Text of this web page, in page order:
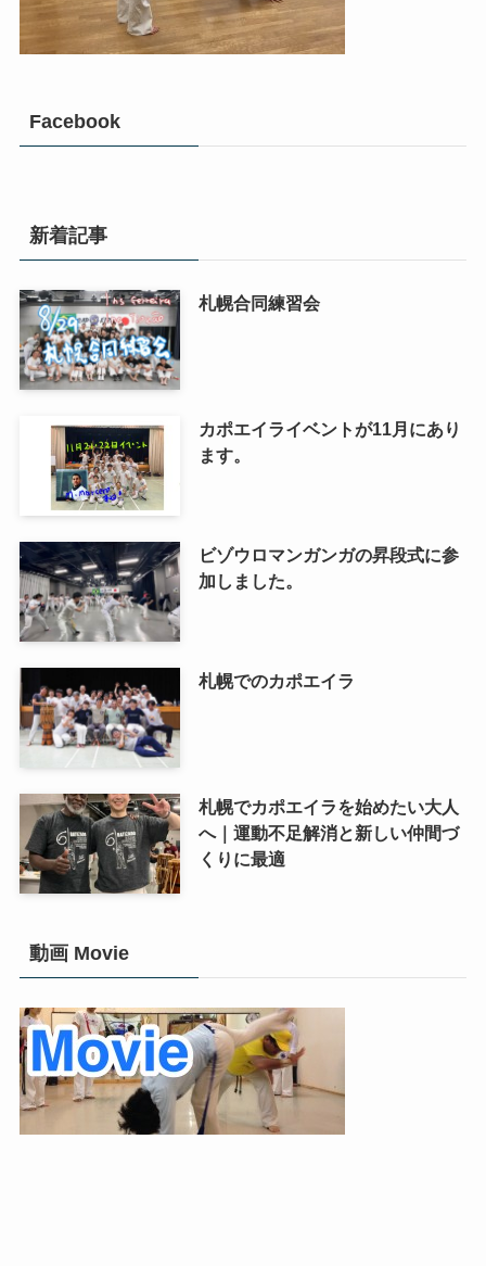
Facebook
新着記事
札幌合同練習会
カポエイライベントが11月にあり
ます。
ビゾウロマンガンガの昇段式に参
加しました。
札幌でのカポエイラ
札幌でカポエイラを始めたい大人
へ｜運動不足解消と新しい仲間づ
くりに最適
動画 Movie